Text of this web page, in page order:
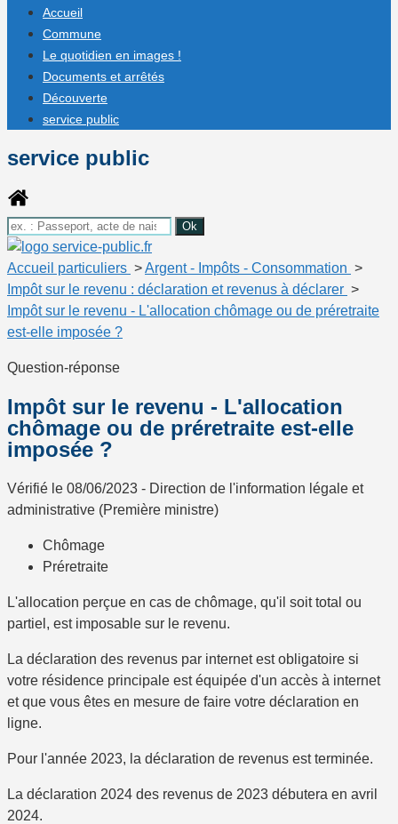
Accueil
Commune
Le quotidien en images !
Documents et arrêtés
Découverte
service public
service public
Accueil particuliers >Argent - Impôts - Consommation >
Impôt sur le revenu : déclaration et revenus à déclarer >
Impôt sur le revenu - L'allocation chômage ou de préretraite
est-elle imposée ?
Question-réponse
Impôt sur le revenu - L'allocation
chômage ou de préretraite est-elle
imposée ?
Vérifié le 08/06/2023 - Direction de l'information légale et
administrative (Première ministre)
Chômage
Préretraite
L'allocation perçue en cas de chômage, qu'il soit total ou
partiel, est imposable sur le revenu.
La déclaration des revenus par internetest obligatoire si
votre résidence principale est équipée d'un accès à internet
et que vous êtes en mesure de faire votre déclaration en
ligne.
Pour l'année 2023, la déclaration de revenus est terminée.
La déclaration 2024 des revenus de 2023 débutera en avril
2024.